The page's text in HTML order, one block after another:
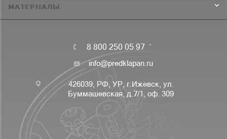
МАТЕРИАЛЫ
8 800 250 05 97
info@predklapan.ru
426039, РФ, УР, г.Ижевск, ул.
Буммашевская, д.7/1, оф. 309